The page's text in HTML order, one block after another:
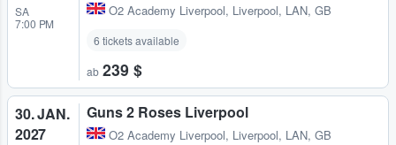
SA
7:00 PM
O2 Academy Liverpool, Liverpool, LAN, GB
6 tickets available
ab 239 $
30. JAN.
2027
Guns 2 Roses Liverpool
O2 Academy Liverpool, Liverpool, LAN, GB